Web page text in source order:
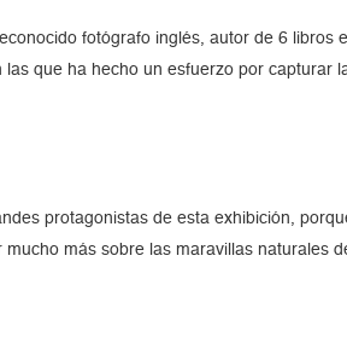
fotógrafo inglés, autor de 6
que ha hecho un esfuerzo por capturar
protagonistas de esta exhibición,
mucho más sobre las maravillas naturales